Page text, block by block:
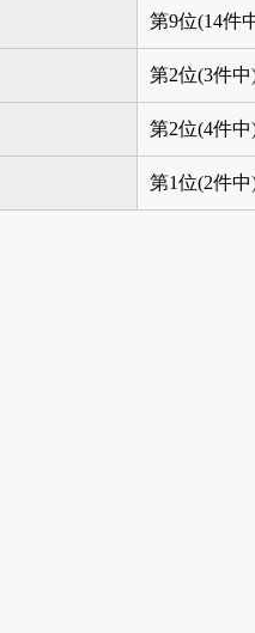
第9位(14件
第2位(3件中
第2位(4件中
第1位(2件中